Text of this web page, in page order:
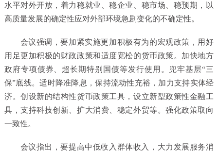
水平对外开放，着力稳就业、稳企业、稳市场、稳预期，以
高质量发展的确定性应对外部环境急剧变化的不确定性。
会议强调，要加紧实施更加积极有为的宏观政策，用好
用足更加积极的财政政策和适度宽松的货币政策。加快地方
政府专项债券、超长期特别国债等发行使用。兜牢基层“三
保”底线。适时降准降息，保持流动性充裕，加力支持实体经
济。创设新的结构性货币政策工具，设立新型政策性金融工
具，支持科技创新、扩大消费、稳定外贸等。强化政策取向
一致性。
会议指出，要提高中低收入群体收入，大力发展服务消